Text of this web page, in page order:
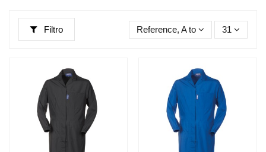
Filtro Reference, A to Z 31